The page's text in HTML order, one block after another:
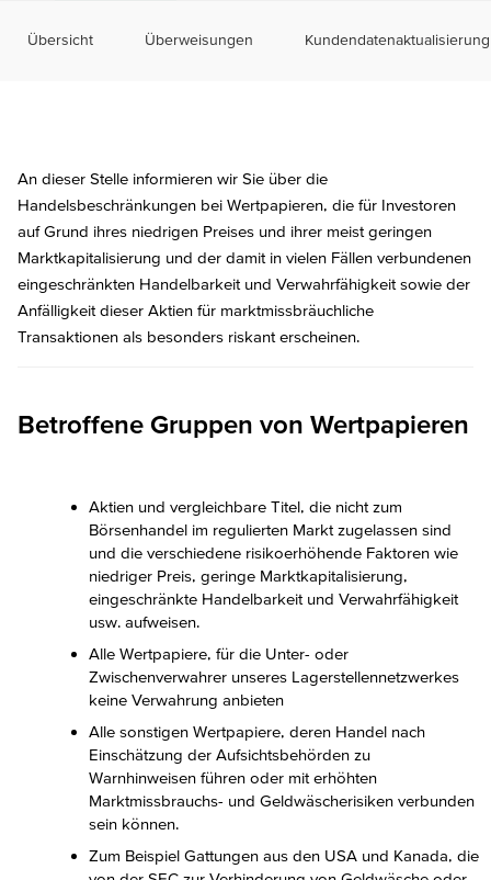
Übersicht Überweisungen Kundendatenaktualisierung
An dieser Stelle informieren wir Sie über die
Handelsbeschränkungen bei Wertpapieren, die für Investoren
auf Grund ihres niedrigen Preises und ihrer meist geringen
Marktkapitalisierung und der damit in vielen Fällen verbundenen
eingeschränkten Handelbarkeit und Verwahrfähigkeit sowie der
Anfälligkeit dieser Aktien für marktmissbräuchliche
Transaktionen als besonders riskant erscheinen.
Betroffene Gruppen von Wertpapieren
Aktien und vergleichbare Titel, die nicht zum
Börsenhandel im regulierten Markt zugelassen sind
und die verschiedene risikoerhöhende Faktoren wie
niedriger Preis, geringe Marktkapitalisierung,
eingeschränkte Handelbarkeit und Verwahrfähigkeit
usw. aufweisen.
Alle Wertpapiere, für die Unter- oder
Zwischenverwahrer unseres Lagerstellennetzwerkes
keine Verwahrung anbieten
Alle sonstigen Wertpapiere, deren Handel nach
Einschätzung der Aufsichtsbehörden zu
Warnhinweisen führen oder mit erhöhten
Marktmissbrauchs- und Geldwäscherisiken verbunden
sein können.
Zum Beispiel Gattungen aus den USA und Kanada, die